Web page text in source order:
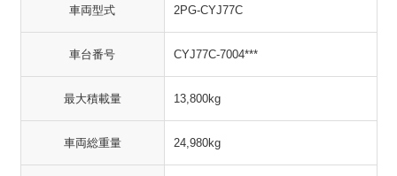
車両型式 2PG-CYJ77C
車台番号 CYJ77C-7004***
最大積載量 13,800kg
車両総重量 24,980kg